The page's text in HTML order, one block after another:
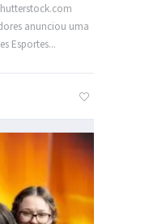
anunciou uma
Esportes...